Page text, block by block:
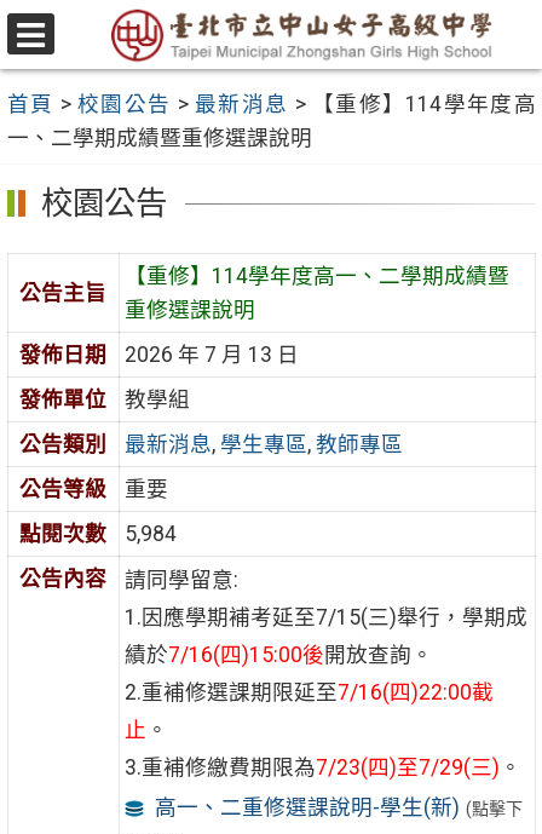
跳
至
要
容
區
選
單
首頁 > 校園公告 > 最新消息 >
【重修】114學年度高
一、二學期成績暨重修選課說明
校園公告
公告主旨
【重修】114學年度高一、二學期成績暨
重修選課說明
發佈日期
2026 年 7 月 13 日
發佈單位
教學組
公告類別
最新消息, 學生專區, 教師專區
公告等級
重要
點閱次數
5,984
公告內容
請同學留意:
1.因應學期補考延至7/15(三)舉行，學期成
績於7/16(四)15:00後開放查詢。
2.重補修選課期限延至7/16(四)22:00截
止 。
3.重補修繳費期限為7/23(四)至7/29(三) 。
高一、二重修選課說明-學生(新) (點擊下